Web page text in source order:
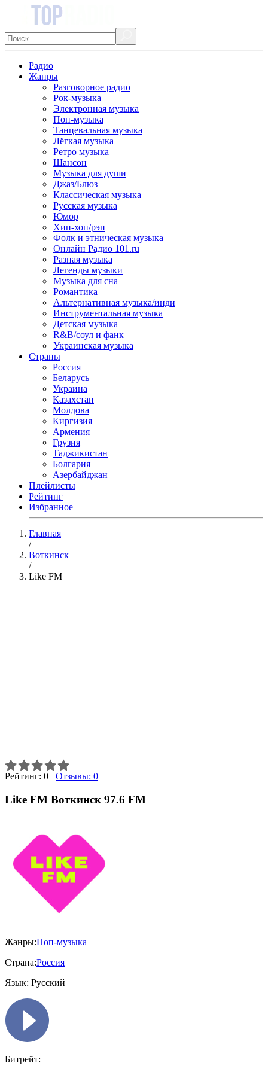
Радио
Жанры
Разговорное радио
Рок-музыка
Электронная музыка
Поп-музыка
Танцевальная музыка
Лёгкая музыка
Ретро музыка
Шансон
Музыка для души
Джаз/Блюз
Классическая музыка
Русская музыка
Юмор
Хип-хоп/рэп
Фолк и этническая музыка
Онлайн Радио 101.ru
Разная музыка
Легенды музыки
Музыка для сна
Романтика
Альтернативная музыка/инди
Инструментальная музыка
Детская музыка
R&B/cоул и фанк
Украинская музыка
Страны
Россия
Беларусь
Украина
Казахстан
Молдова
Киргизия
Армения
Грузия
Таджикистан
Болгария
Азербайджан
Плейлисты
Рейтинг
Избранное
Главная
/
Воткинск
/
Like FM
Рейтинг: 0 Отзывы: 0
Like FM Воткинск 97.6 FM
Жанры:Поп-музыка
Страна:Россия
Язык: Русский
Битрейт: